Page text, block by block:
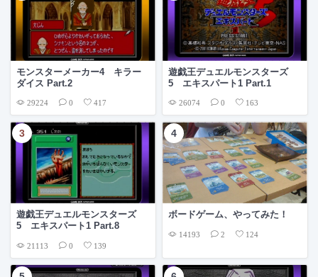
モンスターメーカー4 キラー
ダイス Part.2
29224 0 417
遊戯王デュエルモンスターズ
5 エキスパート1 Part.1
26074 0 163
遊戯王デュエルモンスターズ
5 エキスパート1 Part.8
21113 0 139
ボードゲーム、やってみた！
14193 2 124